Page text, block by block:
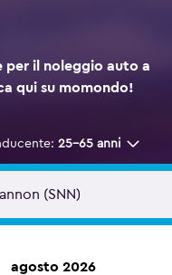
per il noleggio auto a
qui su momondo!
25-65 anni
agosto 2026